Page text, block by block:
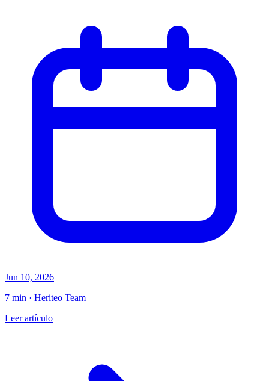
Jun 10, 2026
7 min · Heriteo Team
Leer artículo